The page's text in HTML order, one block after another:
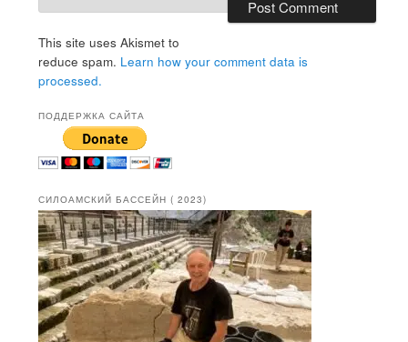
This site uses Akismet to
reduce spam. Learn how your comment data is
processed.
ПОДДЕРЖКА САЙТА
СИЛОАМСКИЙ БАССЕЙН ( 2023)